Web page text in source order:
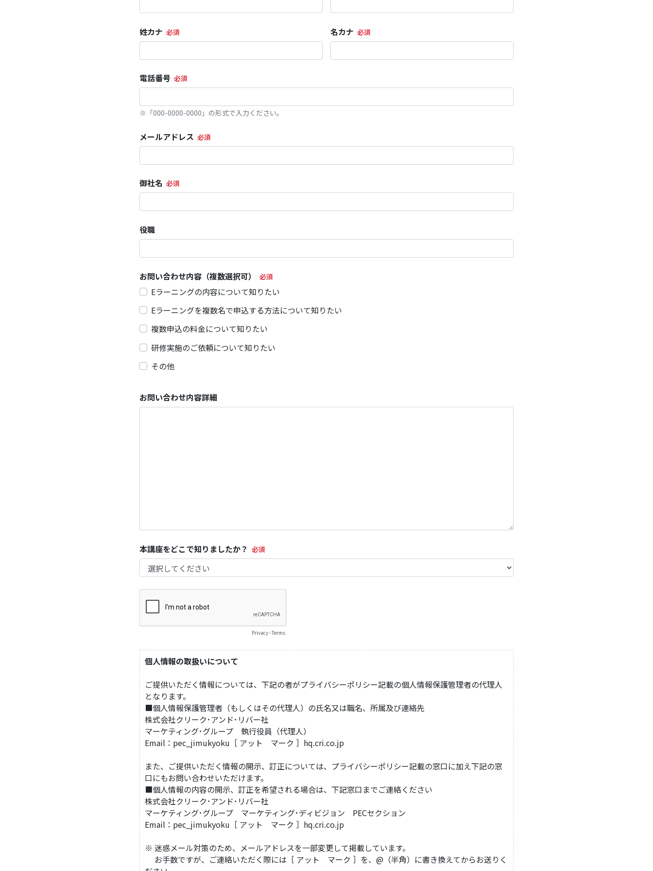
姓カナ 名カナ
電話番号
※「000-0000-0000」の形式で入力ください。
メールアドレス
御社名
役職
お問い合わせ内容（複数選択可）
Eラーニングの内容について知りたい
Eラーニングを複数名で申込する方法について知りたい
複数申込の料金について知りたい
研修実施のご依頼について知りたい
その他
お問い合わせ内容詳細
本講座をどこで知りましたか？
Privacy-Terms
個人情報の取扱いについて
ご提供いただく情報については、下記の者がプライバシーポリシー記載の個人情報保護管理者の代理人
となります。
■個人情報保護管理者（もしくはその代理人）の氏名又は職名、所属及び連絡先
株式会社クリーク･アンド･リバー社
マーケティング･グループ 執行役員（代理人）
Email：pec_jimukyoku［ アット マーク ］hq.cri.co.jp
また、ご提供いただく情報の開示、訂正については、プライバシーポリシー記載の窓口に加え下記の窓
口にもお問い合わせいただけます。
■個人情報の内容の開示、訂正を希望される場合は、下記窓口までご連絡ください
株式会社クリーク･アンド･リバー社
マーケティング･グループ マーケティング･ディビジョン PECセクション
Email：pec_jimukyoku［ アット マーク ］hq.cri.co.jp
※ 迷惑メール対策のため、メールアドレスを一部変更して掲載しています。
お手数ですが、ご連絡いただく際には［ アット マーク ］を、@（半角）に書き換えてからお送りく